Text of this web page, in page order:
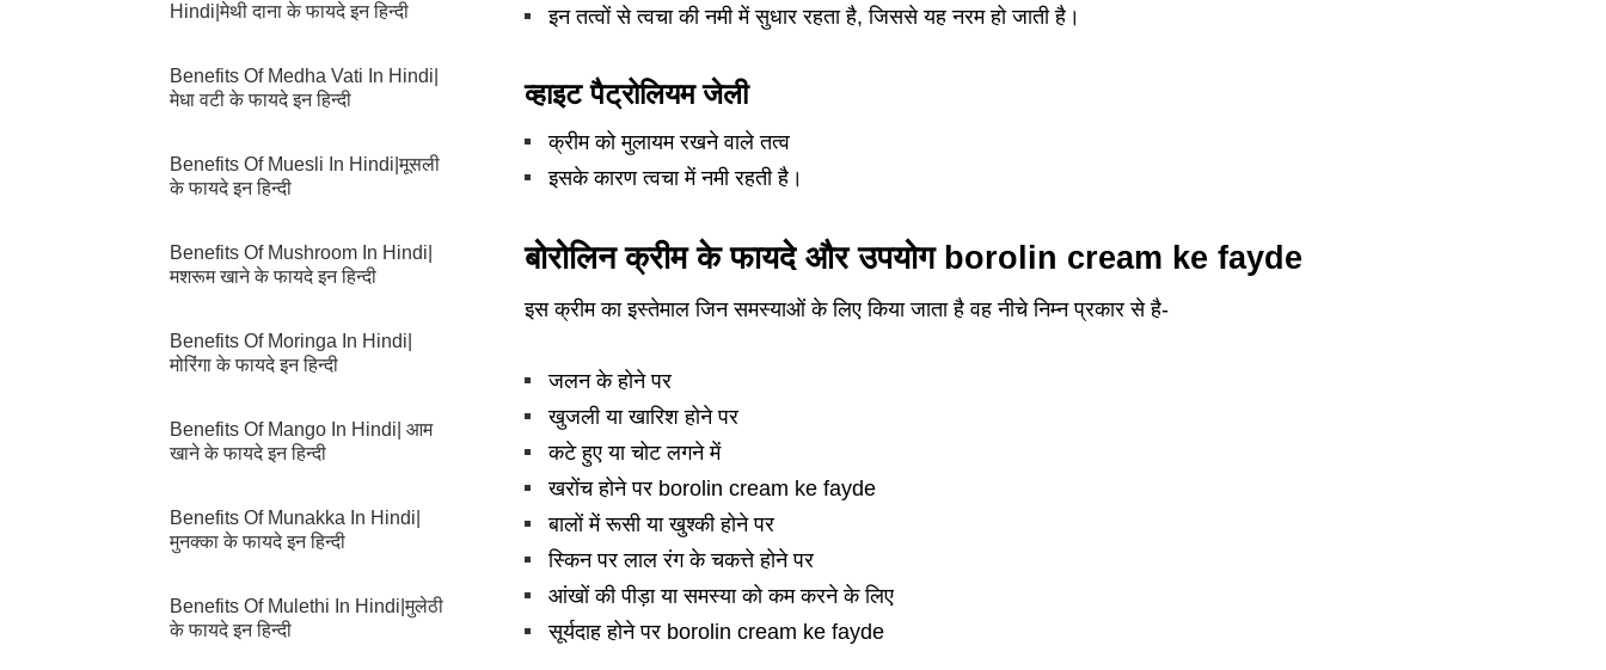
इन तत्वों से त्वचा की नमी में सुधार रहता है, जिससे यह नरम हो जाती है।
व्हाइट पैट्रोलियम जेली
क्रीम को मुलायम रखने वाले तत्व
इसके कारण त्वचा में नमी रहती है।
बोरोलिन क्रीम के फायदे और उपयोग borolin cream ke fayde
इस क्रीम का इस्तेमाल जिन समस्याओं के लिए किया जाता है वह नीचे निम्न प्रकार से है-
जलन के होने पर
खुजली या खारिश होने पर
कटे हुए या चोट लगने में
खरोंच होने पर borolin cream ke fayde
बालों में रूसी या खुश्की होने पर
स्किन पर लाल रंग के चकत्ते होने पर
आंखों की पीड़ा या समस्या को कम करने के लिए
सूर्यदाह होने पर borolin cream ke fayde
Hindi|मेथी दाना के फायदे इन हिन्दी
Benefits Of Medha Vati In Hindi|
मेधा वटी के फायदे इन हिन्दी
Benefits Of Muesli In Hindi|मूसली
के फायदे इन हिन्दी
Benefits Of Mushroom In Hindi|
मशरूम खाने के फायदे इन हिन्दी
Benefits Of Moringa In Hindi|
मोरिंगा के फायदे इन हिन्दी
Benefits Of Mango In Hindi| आम
खाने के फायदे इन हिन्दी
Benefits Of Munakka In Hindi|
मुनक्का के फायदे इन हिन्दी
Benefits Of Mulethi In Hindi|मुलेठी
के फायदे इन हिन्दी